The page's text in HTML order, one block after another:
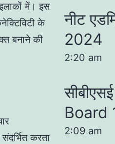
में। इस
के
बनाने की
करता
नीट
2024
2:20 am
Board
2:09 am